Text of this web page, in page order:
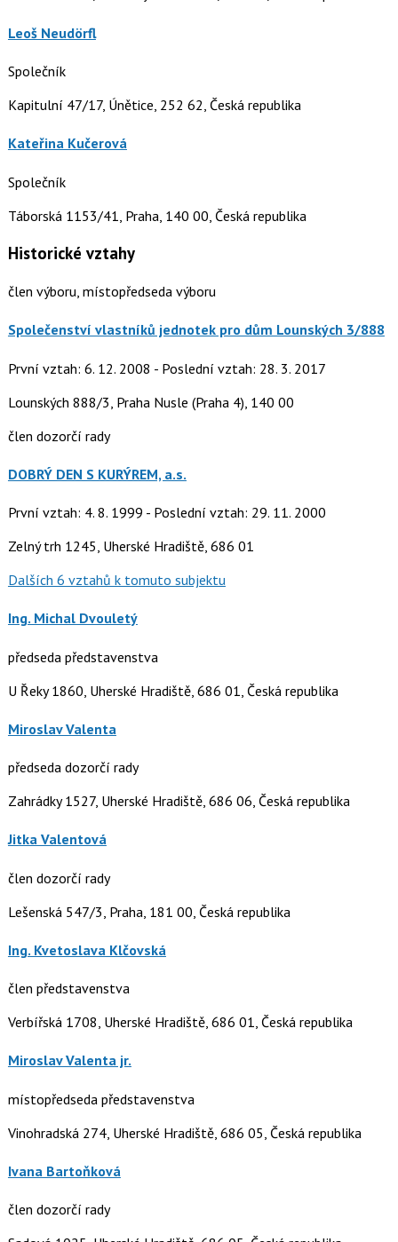
Leoš Neudörfl
Společník
Kapitulní 47/17, Únětice, 252 62, Česká republika
Kateřina Kučerová
Společník
Táborská 1153/41, Praha, 140 00, Česká republika
Historické vztahy
člen výboru, místopředseda výboru
Společenství vlastníků jednotek pro dům Lounských 3/888
První vztah: 6. 12. 2008 - Poslední vztah: 28. 3. 2017
Lounských 888/3, Praha Nusle (Praha 4), 140 00
člen dozorčí rady
DOBRÝ DEN S KURÝREM, a.s.
První vztah: 4. 8. 1999 - Poslední vztah: 29. 11. 2000
Zelný trh 1245, Uherské Hradiště, 686 01
Dalších 6 vztahů k tomuto subjektu
Ing. Michal Dvouletý
předseda představenstva
U Řeky 1860, Uherské Hradiště, 686 01, Česká republika
Miroslav Valenta
předseda dozorčí rady
Zahrádky 1527, Uherské Hradiště, 686 06, Česká republika
Jitka Valentová
člen dozorčí rady
Lešenská 547/3, Praha, 181 00, Česká republika
Ing. Kvetoslava Klčovská
člen představenstva
Verbířská 1708, Uherské Hradiště, 686 01, Česká republika
Miroslav Valenta jr.
místopředseda představenstva
Vinohradská 274, Uherské Hradiště, 686 05, Česká republika
Ivana Bartoňková
člen dozorčí rady